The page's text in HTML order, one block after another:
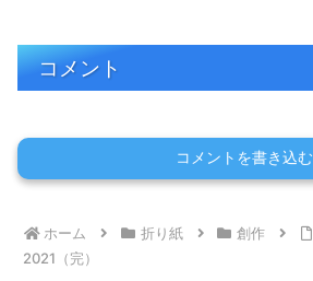
コメント
コメントを書き込む
ホーム 折り紙 創作
2021（完）